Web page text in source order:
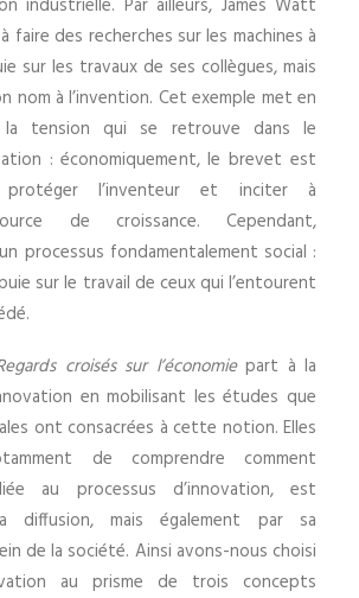
industrielle. Par ailleurs, James Watt
faire des recherches sur les machines à
sur les travaux de ses collègues, mais
nom à l’invention. Cet exemple met en
tension qui se retrouve dans le
: économiquement, le brevet est
l’inventeur et inciter à
de croissance. Cependant,
processus fondamentalement social :
sur le travail de ceux qui l’entourent
croisés sur l’économiepart à la
en mobilisant les études que
ont consacrées à cette notion. Elles
de comprendre comment
liée au processus d’innovation, est
diffusion, mais également par sa
de la société. Ainsi avons-nous choisi
au prisme de trois concepts